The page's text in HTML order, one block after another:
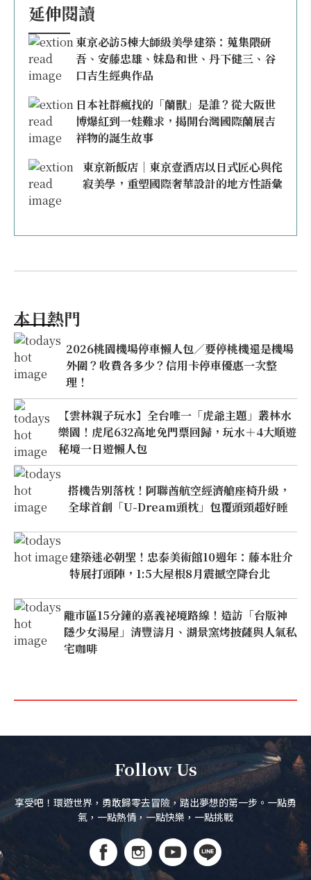
延伸閱讀
東京必訪5棟大師級美學建築：蒐集隈研
吾、安藤忠雄、妹島和世、丹下健三、谷
口吉生經典作品
日本社群瘋找的「蘭獸」是誰？從大阪世
博爆紅到一娃難求，揭開台灣國際蘭展吉
祥物的誕生故事
東京新飯店｜東京壹酒店以日式匠心與侘
寂美學，重塑國際奢華設計的地方性語彙
本日熱門
2026桃園機場停車懶人包／要停桃機還是機場
外圍？收費各多少？信用卡停車優惠一次整
理！
【雲林親子玩水】全台唯一「虎爺主題」叢林水
樂園！虎尾632高地免門票回歸，玩水＋4大順遊
秘境一日遊懶人包
搭機告別落枕！阿聯酋航空經濟艙座椅升級，
全球首創「U-Dream頭枕」包覆頭頸超好睡
建築迷必朝聖！忠泰美術館10週年：藤本壯介
特展打頭陣，1:5大屋根8月震撼空降台北
離市區15分鐘的嘉義祕境路線！造訪「台版神
隱少女湯屋」清豐濤月、湖景窯烤披薩與人氣私
宅咖啡
Follow Us
享受吧！環遊世界，勇敢歸零去冒險，踏出夢想的第一步。一點勇
氣，一點熱情，一點快樂，一點挑戰